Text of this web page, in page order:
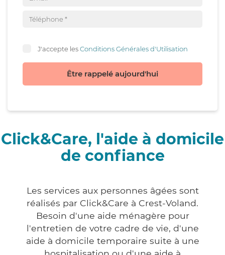
J'accepte lesConditions Générales d'Utilisation
Être rappelé aujourd'hui
Click&Care, l'aide à domicile
de confiance
Les services aux personnes âgées sont
réalisés par Click&Care à Crest-Voland.
Besoin d'une aide ménagère pour
l'entretien de votre cadre de vie, d'une
aide à domicile temporaire suite à une